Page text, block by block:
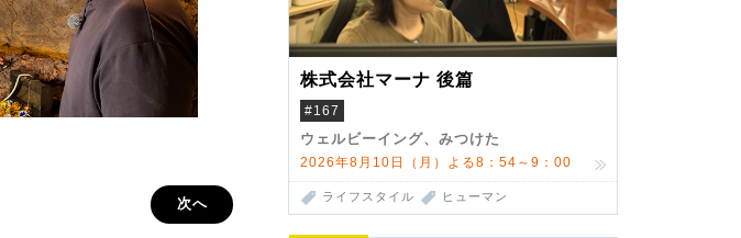
株式会社マーナ 後篇
#167
ウェルビーイング、みつけた
2026年8月10日（月）よる8：54～9：00
ライフスタイル ヒューマン
次へ